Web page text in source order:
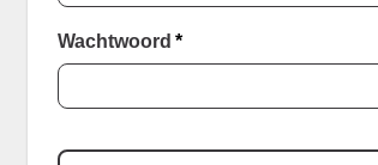
Wachtwoord *